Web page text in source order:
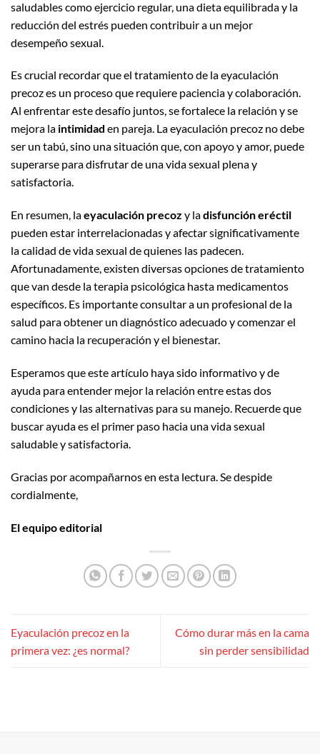
saludables como ejercicio regular, una dieta equilibrada y la
reducción del estrés pueden contribuir a un mejor
desempeño sexual.
Es crucial recordar que el tratamiento de la eyaculación
precoz es un proceso que requiere paciencia y colaboración.
Al enfrentar este desafío juntos, se fortalece la relación y se
mejora la intimidad en pareja. La eyaculación precoz no debe
ser un tabú, sino una situación que, con apoyo y amor, puede
superarse para disfrutar de una vida sexual plena y
satisfactoria.
En resumen, laeyaculación precoz y ladisfunción eréctil
pueden estar interrelacionadas y afectar significativamente
la calidad de vida sexual de quienes las padecen.
Afortunadamente, existen diversas opciones de tratamiento
que van desde la terapia psicológica hasta medicamentos
específicos. Es importante consultar a un profesional de la
salud para obtener un diagnóstico adecuado y comenzar el
camino hacia la recuperación y el bienestar.
Esperamos que este artículo haya sido informativo y de
ayuda para entender mejor la relación entre estas dos
condiciones y las alternativas para su manejo. Recuerde que
buscar ayuda es el primer paso hacia una vida sexual
saludable y satisfactoria.
Gracias por acompañarnos en esta lectura. Se despide
cordialmente,
El equipo editorial
Eyaculación precoz en la
primera vez: ¿es normal?
Cómo durar más en la cama
sin perder sensibilidad